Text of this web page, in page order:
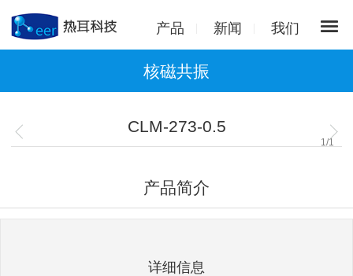
产品 新闻 我们
核磁共振
CLM-273-0.5
1 /1
产品简介
详细信息